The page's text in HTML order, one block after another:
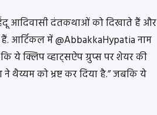
हिंदू आदिवासी दंतकथाओं को दिखाते हैं और
हैं. आर्टिकल में @AbbakkaHypatia नाम
ये क्लिप व्हाट्सऐप ग्रुप्स पर शेयर की
ने थैय्यम को भ्रष्ट कर दिया है.” जबकि ये